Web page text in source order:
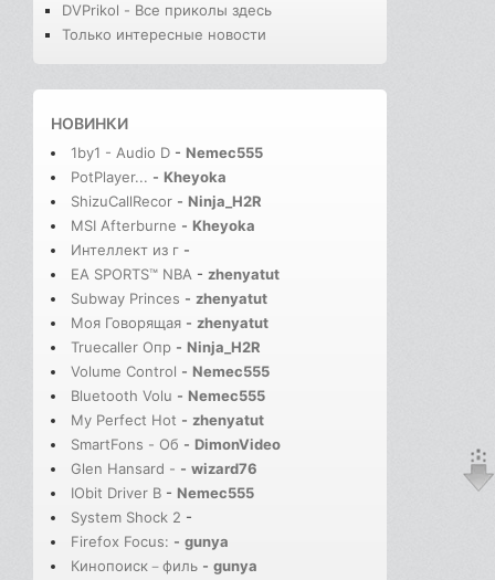
DVPrikol - Все приколы здесь
Только интересные новости
НОВИНКИ
1by1 - Audio D - Nemec555
PotPlayer... - Kheyoka
ShizuCallRecor - Ninja_H2R
MSI Afterburne - Kheyoka
Интеллект из г -
EA SPORTS™ NBA - zhenyatut
Subway Princes - zhenyatut
Моя Говорящая - zhenyatut
Truecaller Опр - Ninja_H2R
Volume Control - Nemec555
Bluetooth Volu - Nemec555
My Perfect Hot - zhenyatut
SmartFons - Об - DimonVideo
Glen Hansard - - wizard76
IObit Driver B - Nemec555
System Shock 2 -
Firefox Focus: - gunya
Кинопоиск－филь - gunya